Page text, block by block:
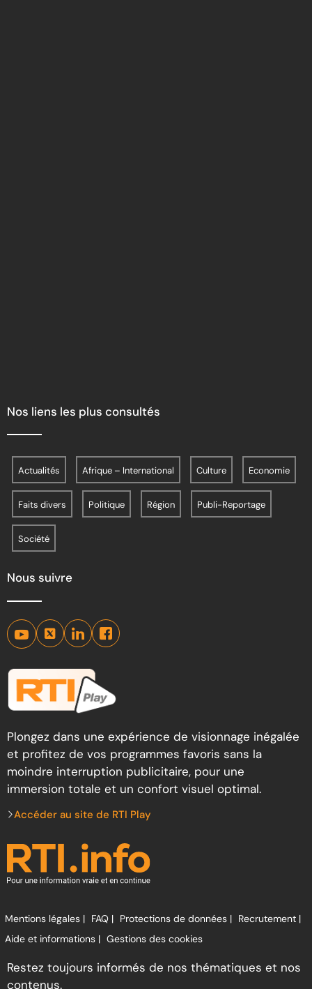
Nos liens les plus consultés
Actualités Afrique – International Culture Economie
Faits divers Politique Région Publi-Reportage
Société
Nous suivre
Plongez dans une expérience de visionnage inégalée
et profitez de vos programmes favoris sans la
moindre interruption publicitaire, pour une
immersion totale et un confort visuel optimal.
Accéder au site de RTI Play
Mentions légales | FAQ | Protections de données | Recrutement |
Aide et informations | Gestions des cookies
Restez toujours informés de nos thématiques et nos
contenus.